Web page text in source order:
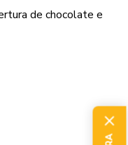
de chocolate e